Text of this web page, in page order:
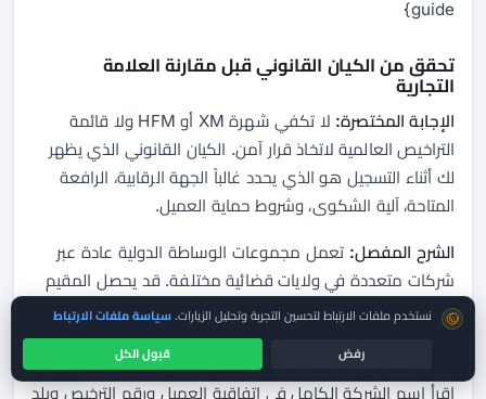
guide}
تحقق من الكيان القانوني قبل مقارنة العلامة
التجارية
الإجابة المختصرة:
لا تكفي شهرة XM أو HFM ولا قائمة
التراخيص العالمية لاتخاذ قرار آمن. الكيان القانوني الذي يظهر
لك أثناء التسجيل هو الذي يحدد غالباً الجهة الرقابية، الرافعة
المتاحة، آلية الشكوى، وشروط حماية العميل.
الشرح المفصل: تعمل مجموعات الوساطة الدولية عادة عبر
شركات متعددة في ولايات قضائية مختلفة. قد يحصل المقيم
في السعودية أو الإمارات أو مصر أو الأردن على عرض مختلف
عن عرض المقيم في بريطانيا أو الاتحاد الأوروبي، حتى عندما
يحمل الموقع العلامة التجارية نفسها. افتح صفحة التسجيل، ثم
اقرأ اسم الشركة الكامل في اتفاقية العميل ورقم الترخيص وبلد
موافقة ملفات تعريف الارتباط
نستخدم ملفات الارتباط لتحسين التجربة وتحليل الزيارات. سياسة ملفات الارتباط
رفض قبول الكل